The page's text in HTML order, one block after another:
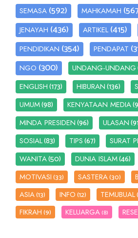
SEMASA (592) MAHKAMAH
JENAYAH (436) ARTIKEL (415)
PENDIDIKAN (354) PENDAPAT
NGO (300) UNDANG-UNDANG
ENGLISH(173) HIBURAN(136)
UMUM(98) KENYATAAN MEDIA
MINDA PRESIDEN(96) ULASAN
SOSIAL(83) TIPS(67) SURAT
WANITA(50) DUNIA ISLAM(46)
MOTIVASI(33) SASTERA(30)
ASIA(13) INFO(12) TEMUBUAL
FIKRAH(9) KELUARGA (8)